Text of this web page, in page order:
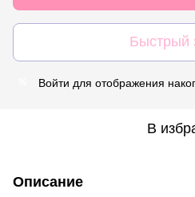
Быстрый
Войти для отображения
В
Описание